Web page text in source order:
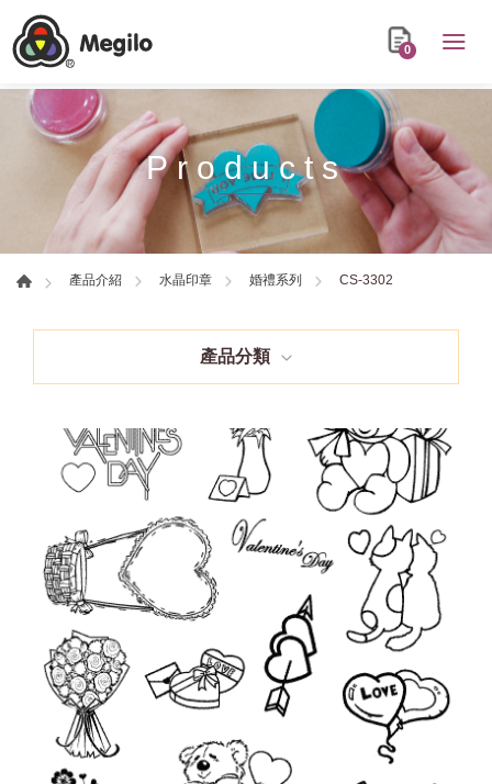
0
Products
產品介紹 水晶印章 婚禮系列 CS-3302
產品分類